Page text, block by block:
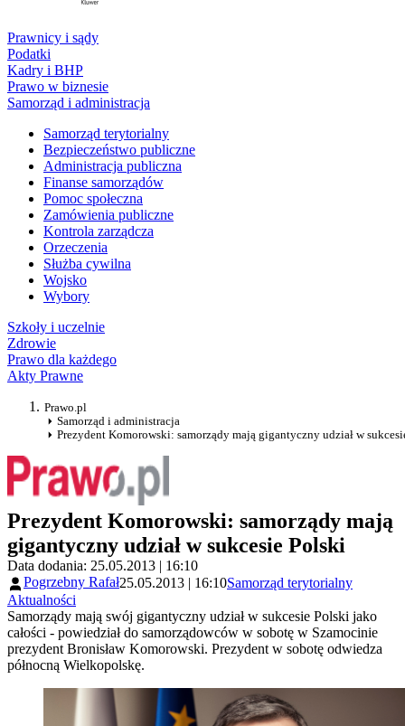
Prawnicy i sądy
Podatki
Kadry i BHP
Prawo w biznesie
Samorząd i administracja
Samorząd terytorialny
Bezpieczeństwo publiczne
Administracja publiczna
Finanse samorządów
Pomoc społeczna
Zamówienia publiczne
Kontrola zarządcza
Orzeczenia
Służba cywilna
Wojsko
Wybory
Szkoły i uczelnie
Zdrowie
Prawo dla każdego
Akty Prawne
Prawo.pl
Samorząd i administracja
Prezydent Komorowski: samorządy mają gigantyczny udział w
Prezydent Komorowski: samorządy mają
gigantyczny udział w sukcesie Polski
Data dodania: 25.05.2013 | 16:10
Pogrzebny Rafał25.05.2013 | 16:10Samorząd terytorialny
Aktualności
Samorządy mają swój gigantyczny udział w sukcesie Polski jako
całości - powiedział do samorządowców w sobotę w Szamocinie
prezydent Bronisław Komorowski. Prezydent w sobotę odwiedza
północną Wielkopolskę.